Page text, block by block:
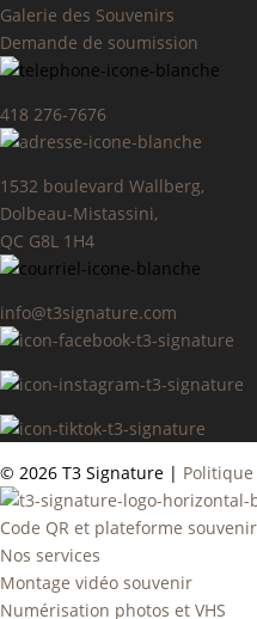
Galerie des Souvenirs
Demande de soumission
418 276-7676
1532 boulevard Wallberg,
Dolbeau-Mistassini,
QC G8L 1H4
info@t3signature.com
© 2026 T3 Signature |
Code QR et plateforme souvenir
Nos services
Montage vidéo souvenir
Numérisation photos et VHS